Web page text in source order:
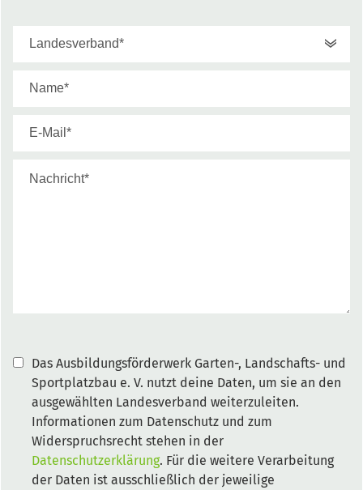
Das Ausbildungsförderwerk Garten-, Landschafts- und
Sportplatzbau e. V. nutzt deine Daten, um sie an den
ausgewählten Landesverband weiterzuleiten.
Informationen zum Datenschutz und zum
Widerspruchsrecht stehen in der
Datenschutzerklärung. Für die weitere Verarbeitung
der Daten ist ausschließlich der jeweilige